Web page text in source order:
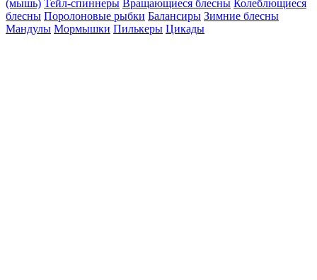
(мышь) Тейл-спиннеры Вращающиеся блесны Колеблющиеся
блесны Поролоновые рыбки Балансиры Зимние блесны
Мандулы Мормышки Пилькеры Цикады